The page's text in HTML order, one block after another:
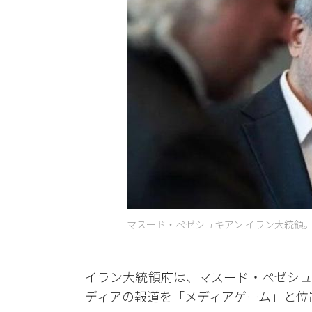
マスード・ペゼシュキアン イラン大統領
イラン大統領府は、マスード・ペゼシ
ディアの報道を「メディアゲーム」と